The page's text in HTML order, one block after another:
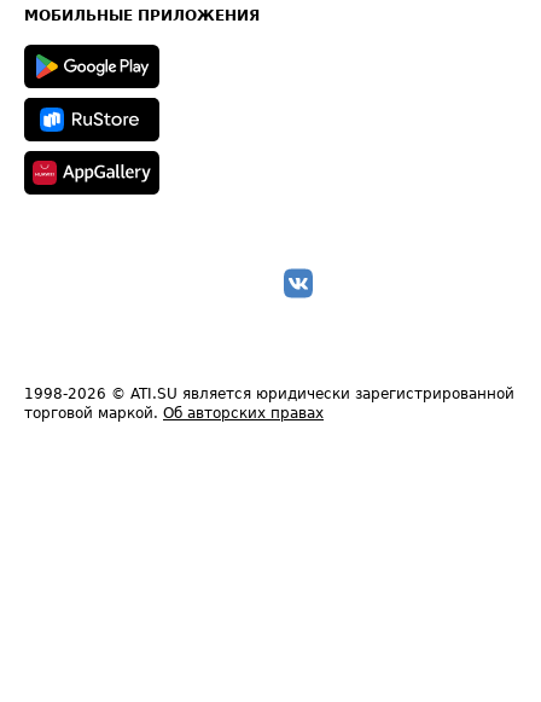
Техническая информация
МОБИЛЬНЫЕ ПРИЛОЖЕНИЯ
1998-2026 © ATI.SU является юридически зарегистрированной
торговой маркой. Об авторских правах